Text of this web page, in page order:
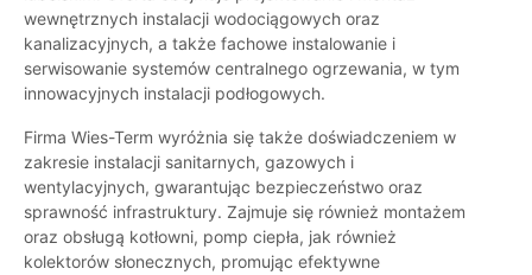
wewnętrznych instalacji wodociągowych oraz
kanalizacyjnych, a także fachowe instalowanie i
serwisowanie systemów centralnego ogrzewania, w tym
innowacyjnych instalacji podłogowych.
Firma Wies-Term wyróżnia się także doświadczeniem w
zakresie instalacji sanitarnych, gazowych i
wentylacyjnych, gwarantując bezpieczeństwo oraz
sprawność infrastruktury. Zajmuje się również montażem
oraz obsługą kotłowni, pomp ciepła, jak również
kolektorów słonecznych, promując efektywne